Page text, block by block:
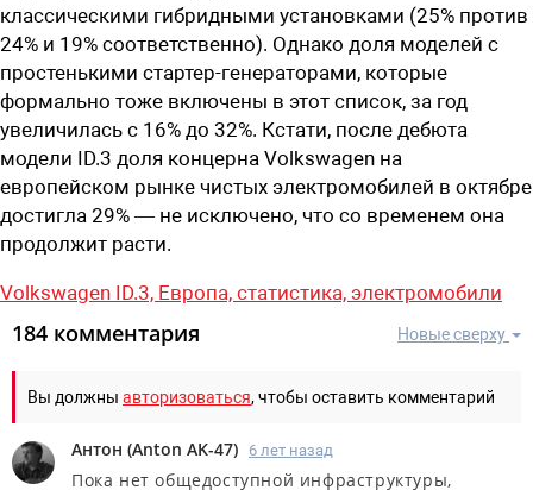
классическими гибридными установками (25% против
24% и 19% соответственно). Однако доля моделей с
простенькими стартер-генераторами, которые
формально тоже включены в этот список, за год
увеличилась с 16% до 32%. Кстати, после дебюта
модели ID.3 доля концерна Volkswagen на
европейском рынке чистых электромобилей в октябре
достигла 29% — не исключено, что со временем она
продолжит расти.
Volkswagen ID.3, Европа, статистика, электромобили
Новые сверху
184 комментария
Вы должны авторизоваться, чтобы оставить комментарий
Антон (Anton AK-47) 6 лет назад
Пока нет общедоступной инфраструктуры,